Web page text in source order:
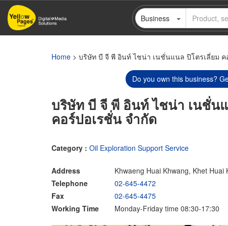
Skip
main
Business
Home > บริษัท บี จี พี อินท์ ไชน่า เนชั่นแนล ปิโตรเลี่ยม ค
Do you own this business?
บริษัท บี จี พี อินท์ ไชน่า เนชั่น
คอร์ปอเรชั่น จำกัด
Category : Oil Exploration Support Service
Address
Khwaeng Huai Khwang, Khet Huai
Telephone
02-645-4472
Fax
02-645-4475
Working Time
Monday-Friday time 08:30-17:30